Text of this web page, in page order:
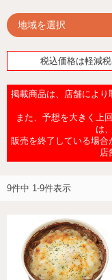
セブンプレミアム
食の安全・安心への
ギフト
プリペイドカード・金
マルチコピー機ででき
マルチコピー機でで
コピー
プリント
チケット
便利なサービス
宅配便
切手・はがき・印紙
ご利用可能なお支払い
各種料金のお支払い
チケットサービス
セブンチケット
CNプレイガイド
セブン‐イレブンでお
ニュースリリース
ごあいさつ
会社概要
国内店舗数
サステナビリティ
サステナビリティト
セブン＆アイ・ホー
サステナビリティ活
サステナビリティ推進
GREEN CHALLENGE
4VISIONS
加盟店オーナー
アルバイト情
店舗検索
Language
English (Corporate)
地域を選択
税込価格は軽減
掲載商品は、店舗によ
また、予想を大きく上
は
販売を終了している場合
店
9件中 1-9件表示